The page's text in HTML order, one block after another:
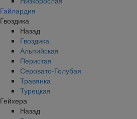
Гайлардия
Гвоздика
Назад
Гвоздика
Альпийская
Перистая
Серовато-Голубая
Травянка
Турецкая
Гейхера
Назад